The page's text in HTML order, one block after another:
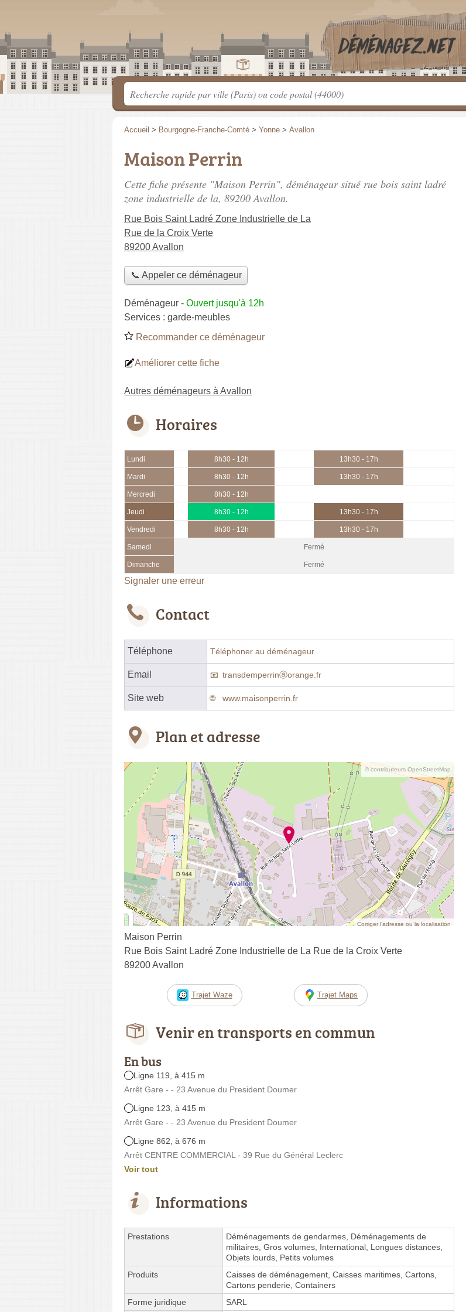
Accueil > Bourgogne-Franche-Comté > Yonne > Avallon
Maison Perrin
Cette fiche présente "Maison Perrin", déménageur situé rue bois saint ladré
zone industrielle de la, 89200 Avallon.
Rue Bois Saint Ladré Zone Industrielle de La
Rue de la Croix Verte
89200 Avallon
📞 Appeler ce déménageur
Déménageur - Ouvert jusqu'à 12h
Services : garde-meubles
Recommander ce déménageur
Améliorer cette fiche
Autres déménageurs à Avallon
Horaires
Lundi 8h30 - 12h 13h30 - 17h
Mardi 8h30 - 12h 13h30 - 17h
Mercredi 8h30 - 12h
Jeudi 8h30 - 12h 13h30 - 17h
Vendredi 8h30 - 12h 13h30 - 17h
Samedi Fermé
Dimanche Fermé
Signaler une erreur
Contact
Téléphone Téléphoner au déménageur
Email transdemperrinⓐorange.fr
Site web www.maisonperrin.fr
Plan et adresse
© contributeurs OpenStreetMap
Corriger l’adresse ou la localisation
Maison Perrin
Rue Bois Saint Ladré Zone Industrielle de La Rue de la Croix Verte
89200 Avallon
Trajet Waze Trajet Maps
Venir en transports en commun
En bus
Ligne 119, à 415 m
Arrêt Gare - - 23 Avenue du President Doumer
Ligne 123, à 415 m
Arrêt Gare - - 23 Avenue du President Doumer
Ligne 862, à 676 m
Arrêt CENTRE COMMERCIAL - 39 Rue du Général Leclerc
Voir tout
Informations
Prestations
Déménagements de gendarmes, Déménagements de
militaires, Gros volumes, International, Longues distances,
Objets lourds, Petits volumes
Produits
Caisses de déménagement, Caisses maritimes, Cartons,
Cartons penderie, Containers
Forme juridique
SARL